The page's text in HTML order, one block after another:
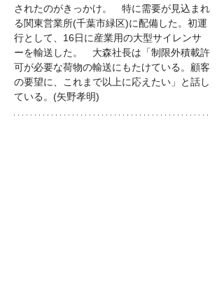
されたのがきっかけ。　特に需要が見込まれ
る関東営業所(千葉市緑区)に配備した。初運
行として、16日に産業用の大型サイレンサ
ーを輸送した。　大森社長は「制限外積載許
可が必要な荷物の輸送にもたけている。顧客
の要望に、これまで以上に応えたい」と話し
ている。(矢野孝明)